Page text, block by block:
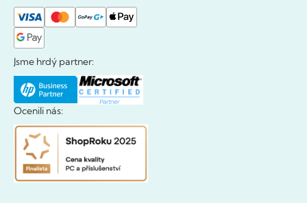
Jsme hrdý partner:
Ocenili nás: